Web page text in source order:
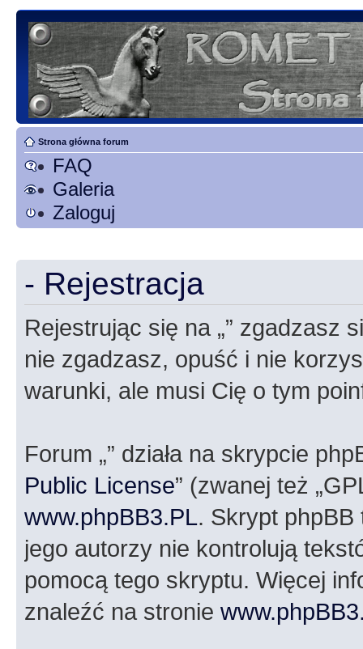
Strona główna forum
FAQ
Galeria
Zaloguj
- Rejestracja
Rejestrując się na „” zgadzasz
nie zgadzasz, opuść i nie
warunki, ale musi Cię o tym
Forum „” działa na skrypcie
Public License” (zwanej też
www.phpBB3.PL. Skrypt phpBB
jego autorzy nie kontrolują
pomocą tego skryptu. Więcej
znaleźć na stronie